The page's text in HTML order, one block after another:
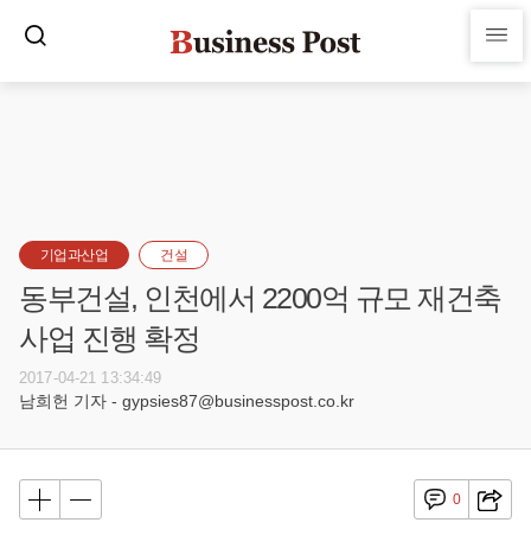
기업과산업 건설
동부건설, 인천에서 2200억 규모 재건축
사업 진행 확정
2017-04-21 13:34:49
남희헌 기자 - gypsies87@businesspost.co.kr
0